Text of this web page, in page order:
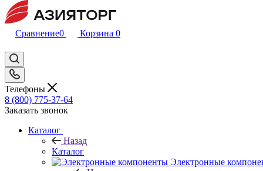
Сравнение0 Корзина 0
Телефоны
8 (800) 775-37-64
Заказать звонок
Каталог
Назад
Каталог
Электронные